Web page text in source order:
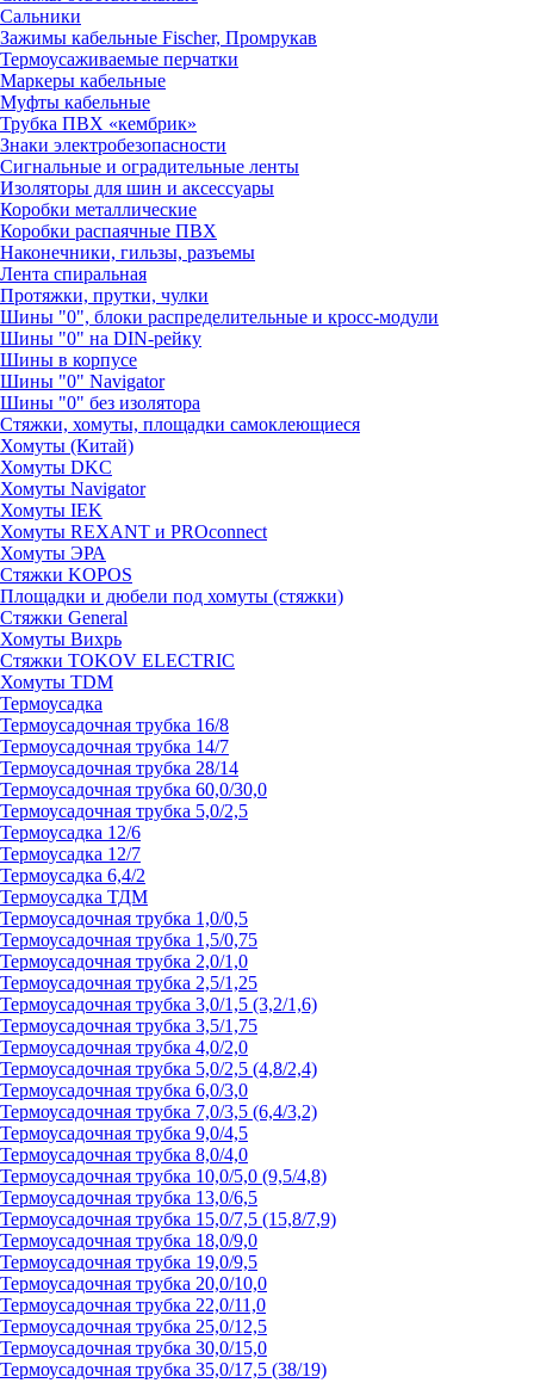
Сальники
Зажимы кабельные Fischer, Промрукав
Термоусаживаемые перчатки
Маркеры кабельные
Муфты кабельные
Трубка ПВХ «кембрик»
Знаки электробезопасности
Сигнальные и оградительные ленты
Изоляторы для шин и аксессуары
Коробки металлические
Коробки распаячные ПВХ
Наконечники, гильзы, разъемы
Лента спиральная
Протяжки, прутки, чулки
Шины "0", блоки распределительные и кросс-модули
Шины "0" на DIN-рейку
Шины в корпусе
Шины "0" Navigator
Шины "0" без изолятора
Стяжки, хомуты, площадки самоклеющиеся
Хомуты (Китай)
Хомуты DKC
Хомуты Navigator
Хомуты IEK
Хомуты REXANT и PROconnect
Хомуты ЭРА
Стяжки KOPOS
Площадки и дюбели под хомуты (стяжки)
Стяжки General
Хомуты Вихрь
Стяжки TOKOV ELECTRIC
Хомуты TDM
Термоусадка
Термоусадочная трубка 16/8
Термоусадочная трубка 14/7
Термоусадочная трубка 28/14
Термоусадочная трубка 60,0/30,0
Термоусадочная трубка 5,0/2,5
Термоусадка 12/6
Термоусадка 12/7
Термоусадка 6,4/2
Термоусадка ТДМ
Термоусадочная трубка 1,0/0,5
Термоусадочная трубка 1,5/0,75
Термоусадочная трубка 2,0/1,0
Термоусадочная трубка 2,5/1,25
Термоусадочная трубка 3,0/1,5 (3,2/1,6)
Термоусадочная трубка 3,5/1,75
Термоусадочная трубка 4,0/2,0
Термоусадочная трубка 5,0/2,5 (4,8/2,4)
Термоусадочная трубка 6,0/3,0
Термоусадочная трубка 7,0/3,5 (6,4/3,2)
Термоусадочная трубка 9,0/4,5
Термоусадочная трубка 8,0/4,0
Термоусадочная трубка 10,0/5,0 (9,5/4,8)
Термоусадочная трубка 13,0/6,5
Термоусадочная трубка 15,0/7,5 (15,8/7,9)
Термоусадочная трубка 18,0/9,0
Термоусадочная трубка 19,0/9,5
Термоусадочная трубка 20,0/10,0
Термоусадочная трубка 22,0/11,0
Термоусадочная трубка 25,0/12,5
Термоусадочная трубка 30,0/15,0
Термоусадочная трубка 35,0/17,5 (38/19)